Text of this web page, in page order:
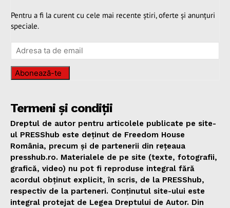
Pentru a fi la curent cu cele mai recente știri, oferte și anunțuri
speciale.
Abonează-te
Termeni și condiții
Dreptul de autor pentru articolele publicate pe site-
ul PRESShub este deținut de Freedom House
România, precum și de partenerii din rețeaua
presshub.ro. Materialele de pe site (texte, fotografii,
grafică, video) nu pot fi reproduse integral fără
acordul obținut explicit, în scris, de la PRESShub,
respectiv de la parteneri. Conținutul site-ului este
integral protejat de Legea Dreptului de Autor. Din